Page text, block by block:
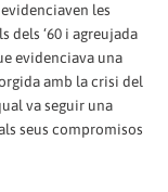
les
dels ‘60 i agreujada
evidenciava una
amb la crisi del
va seguir una
seus compromisos